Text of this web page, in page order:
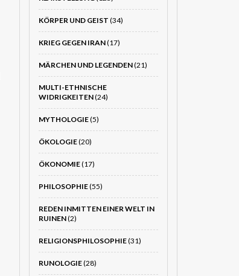
KÖRPER UND GEIST (34)
KRIEG GEGEN IRAN(17)
MÄRCHEN UND LEGENDEN(21)
MULTI-ETHNISCHE
WIDRIGKEITEN(24)
MYTHOLOGIE(5)
ÖKOLOGIE(20)
ÖKONOMIE(17)
PHILOSOPHIE(55)
REDEN INMITTEN EINER WELT IN
RUINEN(2)
RELIGIONSPHILOSOPHIE(31)
RUNOLOGIE(28)